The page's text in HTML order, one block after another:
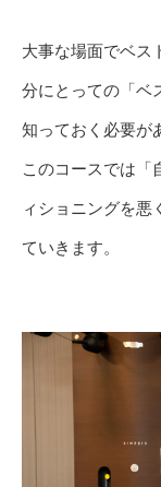
大事な場面でベス
分にとっての「ベ
知っておく必要が
このコースでは「
ィショニングを悪
ていきます。